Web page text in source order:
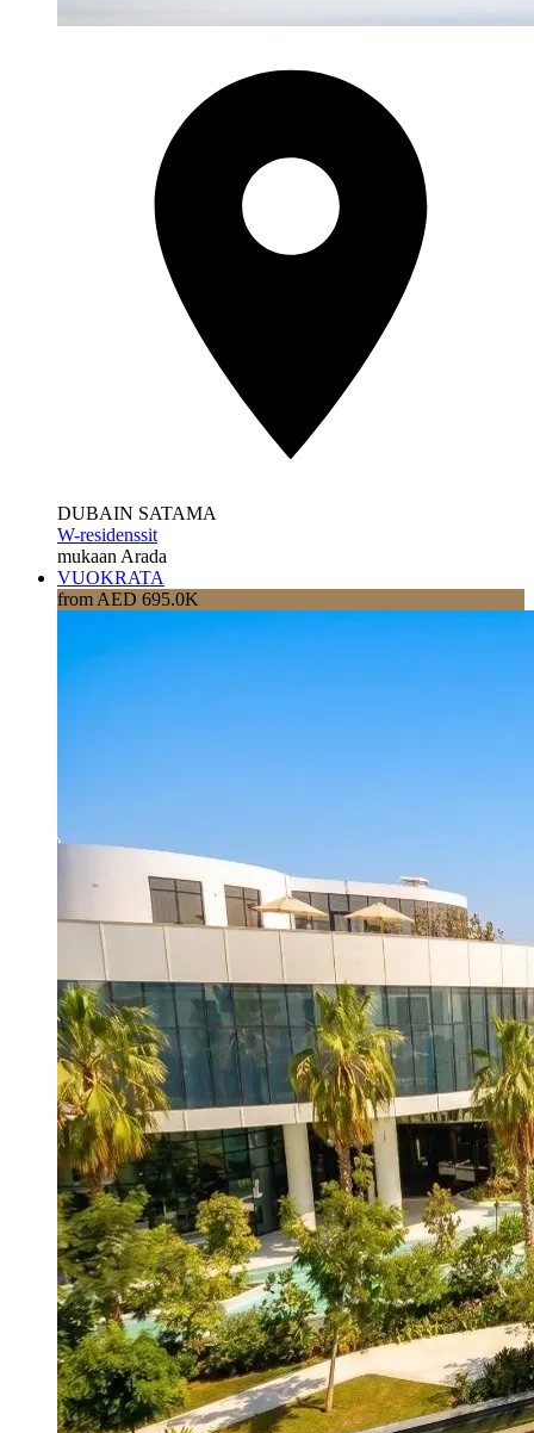
DUBAIN SATAMA
W-residenssit
mukaan Arada
VUOKRATA
from AED 695.0K